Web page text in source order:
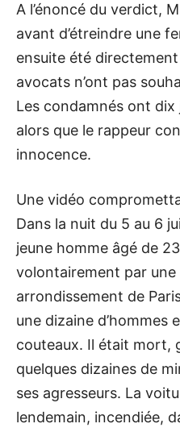
A l’énoncé du verdict,
avant d’étreindre une
ensuite été
avocats n’ont pas
Les condamnés ont
alors que le rappeur
innocence.
Une vidéo
Dans la nuit du 5 au 6
jeune homme âgé de
volontairement par une
arrondissement de
une dizaine d’hommes
couteaux. Il était mort,
quelques dizaines de
ses agresseurs. La
lendemain, incendiée,